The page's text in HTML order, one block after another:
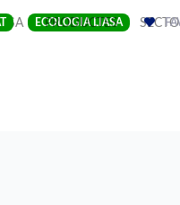
ECOLOGIA LIASA
(CURRENT)
PRODUCTES